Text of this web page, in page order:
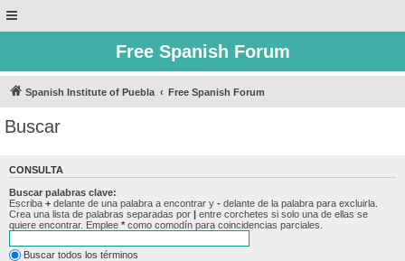
Free Spanish Forum
Spanish Institute of Puebla Free Spanish Forum
Buscar
CONSULTA
Buscar palabras clave:
Escriba + delante de una palabra a encontrar y - delante de la palabra para excluirla.
Crea una lista de palabras separadas por | entre corchetes si solo una de ellas se
quiere encontrar. Emplee * como comodín para coincidencias parciales.
Buscar todos los términos